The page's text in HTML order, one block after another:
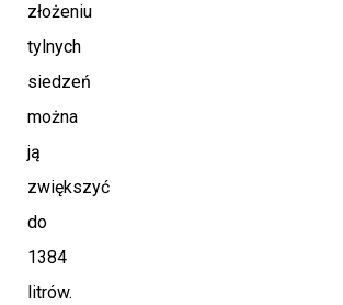
złożeniu
tylnych
siedzeń
można
ją
zwiększyć
do
1384
litrów.